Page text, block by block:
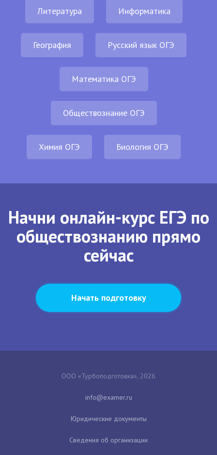
Литература Информатика
География Русский язык ОГЭ
Математика ОГЭ
Обществознание ОГЭ
Химия ОГЭ Биология ОГЭ
Начни онлайн-курс ЕГЭ по
обществознанию прямо
сейчас
Начать подготовку
ООО «Турбоподготовка», 2026
Юридические документы
Сведения об организации